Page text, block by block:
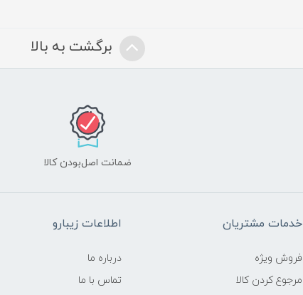
برگشت به بالا
ضمانت اصل‌بودن کالا
خدمات مشتریان
فروش ویژه
مرجوع کردن کالا
اطلاعات زیبارو
درباره ما
تماس با ما